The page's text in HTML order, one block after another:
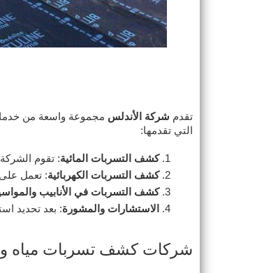
تقدم شركة الأندلس مجموعة واسعة من
التي تقدمها:
كشف التسربات المائية: تقوم
كشف التسربات الكهربائية: تعمل على
كشف التسربات في الأنابيب
الاستشارات والمشورة: بعد تحديد
شركات كشف تسربات مياه